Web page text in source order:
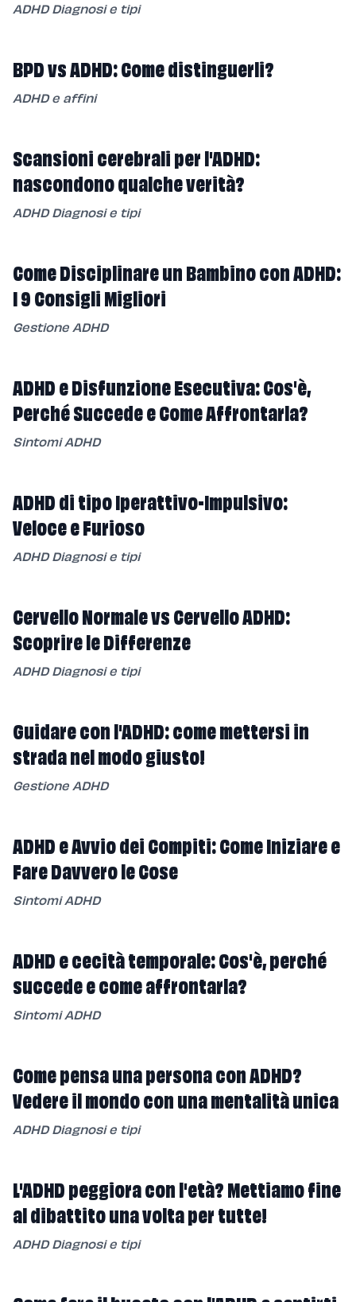
ADHD Diagnosi e tipi
BPD vs ADHD: Come distinguerli?
ADHD e affini
Scansioni cerebrali per l'ADHD:
nascondono qualche verità?
ADHD Diagnosi e tipi
Come Disciplinare un Bambino con ADHD:
I 9 Consigli Migliori
Gestione ADHD
ADHD e Disfunzione Esecutiva: Cos'è,
Perché Succede e Come Affrontarla?
Sintomi ADHD
ADHD di tipo Iperattivo-Impulsivo:
Veloce e Furioso
ADHD Diagnosi e tipi
Cervello Normale vs Cervello ADHD:
Scoprire le Differenze
ADHD Diagnosi e tipi
Guidare con l'ADHD: come mettersi in
strada nel modo giusto!
Gestione ADHD
ADHD e Avvio dei Compiti: Come Iniziare e
Fare Davvero le Cose
Sintomi ADHD
ADHD e cecità temporale: Cos'è, perché
succede e come affrontarla?
Sintomi ADHD
Come pensa una persona con ADHD?
Vedere il mondo con una mentalità unica
ADHD Diagnosi e tipi
L'ADHD peggiora con l'età? Mettiamo fine
al dibattito una volta per tutte!
ADHD Diagnosi e tipi